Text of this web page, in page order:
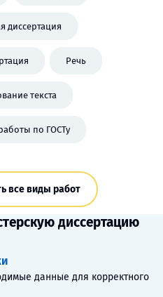
диссертация
Речь
текста
по ГОСТу
все виды работ
диссертацию
данные для корректного